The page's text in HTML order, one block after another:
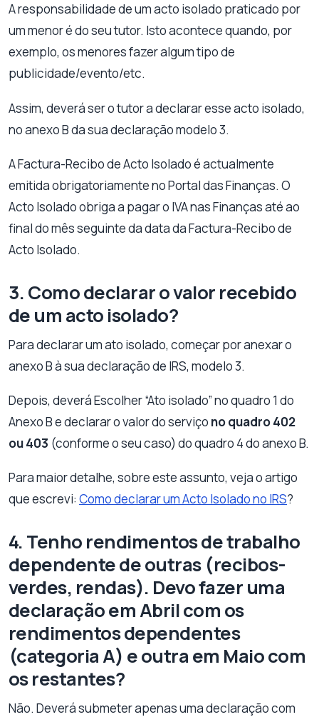
A responsabilidade de um acto isolado praticado por
um menor é do seu tutor. Isto acontece quando, por
exemplo, os menores fazer algum tipo de
publicidade/evento/etc.
Assim, deverá ser o tutor a declarar esse acto isolado,
no anexo B da sua declaração modelo 3.
A Factura-Recibo de Acto Isolado é actualmente
emitida obrigatoriamente no Portal das Finanças. O
Acto Isolado obriga a pagar o IVA nas Finanças até ao
final do mês seguinte da data da Factura-Recibo de
Acto Isolado.
3. Como declarar o valor recebido
de um acto isolado?
Para declarar um ato isolado, começar por anexar o
anexo B à sua declaração de IRS, modelo 3.
Depois, deverá Escolher “Ato isolado” no quadro 1 do
Anexo B e declarar o valor do serviço no quadro 402
ou 403 (conforme o seu caso) do quadro 4 do anexo B.
Para maior detalhe, sobre este assunto, veja o artigo
que escrevi: Como declarar um Acto Isolado no IRS?
4. Tenho rendimentos de trabalho
dependente de outras (recibos-
verdes, rendas). Devo fazer uma
declaração em Abril com os
rendimentos dependentes
(categoria A) e outra em Maio com
os restantes?
Não. Deverá submeter apenas uma declaração com